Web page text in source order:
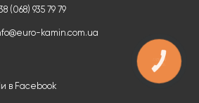
(068) 935 79 79
kamin.com.ua
в Facebook
КНОПКА
ЗВ'ЯЗКУ